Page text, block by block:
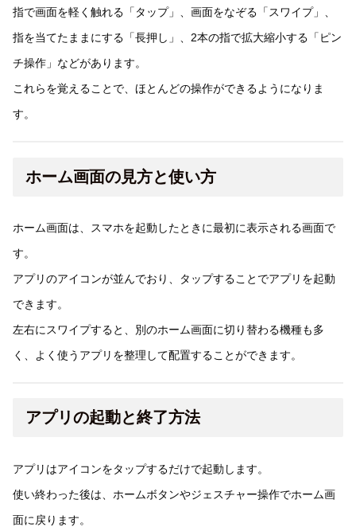
指で画面を軽く触れる「タップ」、画面をなぞる「スワイプ」、
指を当てたままにする「長押し」、2本の指で拡大縮小する「ピン
チ操作」などがあります。
これらを覚えることで、ほとんどの操作ができるようになりま
す。
ホーム画面の見方と使い方
ホーム画面は、スマホを起動したときに最初に表示される画面で
す。
アプリのアイコンが並んでおり、タップすることでアプリを起動
できます。
左右にスワイプすると、別のホーム画面に切り替わる機種も多
く、よく使うアプリを整理して配置することができます。
アプリの起動と終了方法
アプリはアイコンをタップするだけで起動します。
使い終わった後は、ホームボタンやジェスチャー操作でホーム画
面に戻ります。